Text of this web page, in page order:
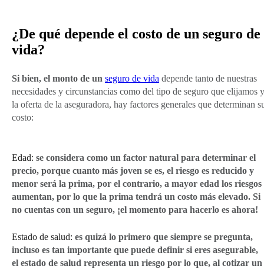
¿De qué depende el costo de un seguro de
vida?
Si bien, el monto de un seguro de vida depende tanto de nuestras
necesidades y circunstancias como del tipo de seguro que elijamos y
la oferta de la aseguradora, hay factores generales que determinan
costo:
Edad: se considera como un factor natural para determinar el
precio, porque cuanto más joven se es, el riesgo es reducido y
menor será la prima, por el contrario, a mayor edad los riesgos
aumentan, por lo que la prima tendrá un costo más elevado. Si
no cuentas con un seguro, ¡el momento para hacerlo es ahora!
Estado de salud: es quizá lo primero que siempre se pregunta,
incluso es tan importante que puede definir si eres asegurable,
el estado de salud representa un riesgo por lo que, al cotizar un